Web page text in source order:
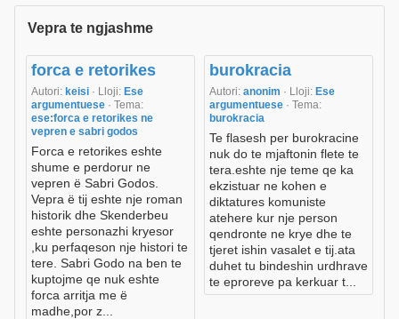
Vepra te ngjashme
forca e retorikes
Autori: keisi · Lloji: Ese
argumentuese · Tema:
ese:forca e retorikes ne
vepren e sabri godos
Forca e retorikes eshte
shume e perdorur ne
vepren ë Sabri Godos.
Vepra ë tij eshte nje roman
historik dhe Skenderbeu
eshte personazhi kryesor
,ku perfaqeson nje histori te
tere. Sabri Godo na ben te
kuptojme qe nuk eshte
forca arritja me ë
madhe,por z...
burokracia
Autori: anonim · Lloji: Ese
argumentuese · Tema:
burokracia
Te flasesh per burokracine
nuk do te mjaftonin flete te
tera.eshte nje teme qe ka
ekzistuar ne kohen e
diktatures komuniste
atehere kur nje person
qendronte ne krye dhe te
tjeret ishin vasalet e tij.ata
duhet tu bindeshin urdhrave
te eproreve pa kerkuar t...